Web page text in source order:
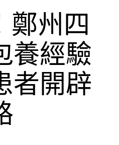
鄭州四
養經驗
者開辟